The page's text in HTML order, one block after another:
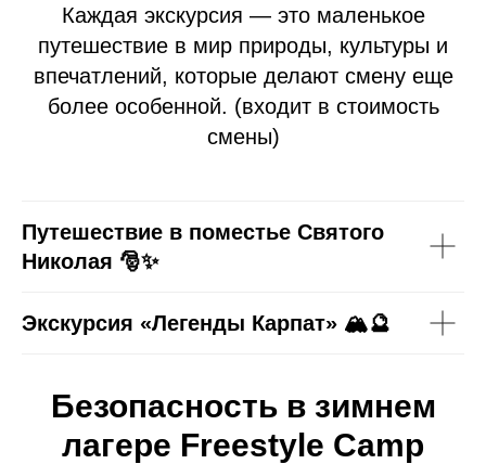
Каждая экскурсия — это маленькое
путешествие в мир природы, культуры и
впечатлений, которые делают смену еще
более особенной. (входит в стоимость
смены)
Путешествие в поместье Святого
Николая 🎅✨
Экскурсия «Легенды Карпат» 🏔️🔮
Безопасность в зимнем
лагере Freestyle Camp